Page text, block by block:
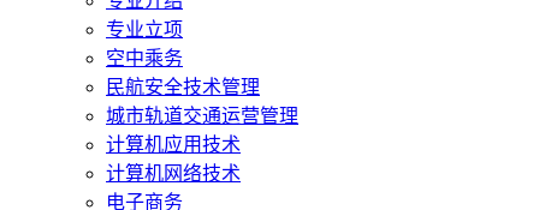
专业立项
空中乘务
民航安全技术管理
城市轨道交通运营管理
计算机应用技术
计算机网络技术
电子商务